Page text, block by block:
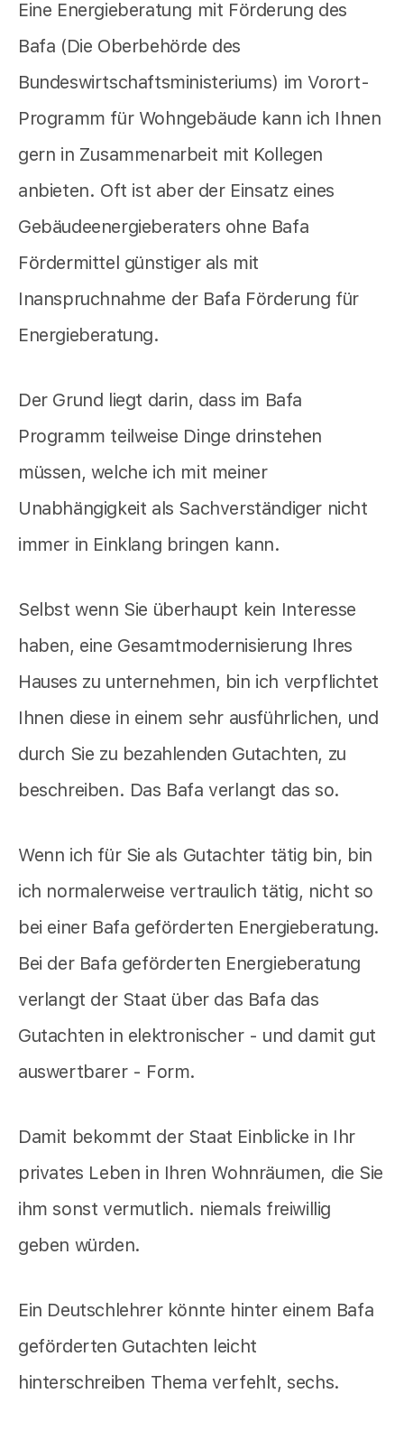
Eine Energieberatung mit Förderung des
Bafa (Die Oberbehörde des
Bundeswirtschaftsministeriums) im Vorort-
Programm für Wohngebäude kann ich Ihnen
gern in Zusammenarbeit mit Kollegen
anbieten. Oft ist aber der Einsatz eines
Gebäudeenergieberaters ohne Bafa
Fördermittel günstiger als mit
Inanspruchnahme der Bafa Förderung für
Energieberatung.
Der Grund liegt darin, dass im Bafa
Programm teilweise Dinge drinstehen
müssen, welche ich mit meiner
Unabhängigkeit als Sachverständiger nicht
immer in Einklang bringen kann.
Selbst wenn Sie überhaupt kein Interesse
haben, eine Gesamtmodernisierung Ihres
Hauses zu unternehmen, bin ich verpflichtet
Ihnen diese in einem sehr ausführlichen, und
durch Sie zu bezahlenden Gutachten, zu
beschreiben. Das Bafa verlangt das so.
Wenn ich für Sie als Gutachter tätig bin, bin
ich normalerweise vertraulich tätig, nicht so
bei einer Bafa geförderten Energieberatung.
Bei der Bafa geförderten Energieberatung
verlangt der Staat über das Bafa das
Gutachten in elektronischer - und damit gut
auswertbarer - Form.
Damit bekommt der Staat Einblicke in Ihr
privates Leben in Ihren Wohnräumen, die Sie
ihm sonst vermutlich. niemals freiwillig
geben würden.
Ein Deutschlehrer könnte hinter einem Bafa
geförderten Gutachten leicht
hinterschreiben Thema verfehlt, sechs.